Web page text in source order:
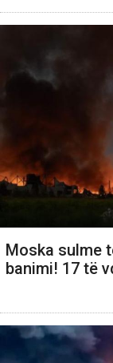
Moska sulme
banimi! 17 të